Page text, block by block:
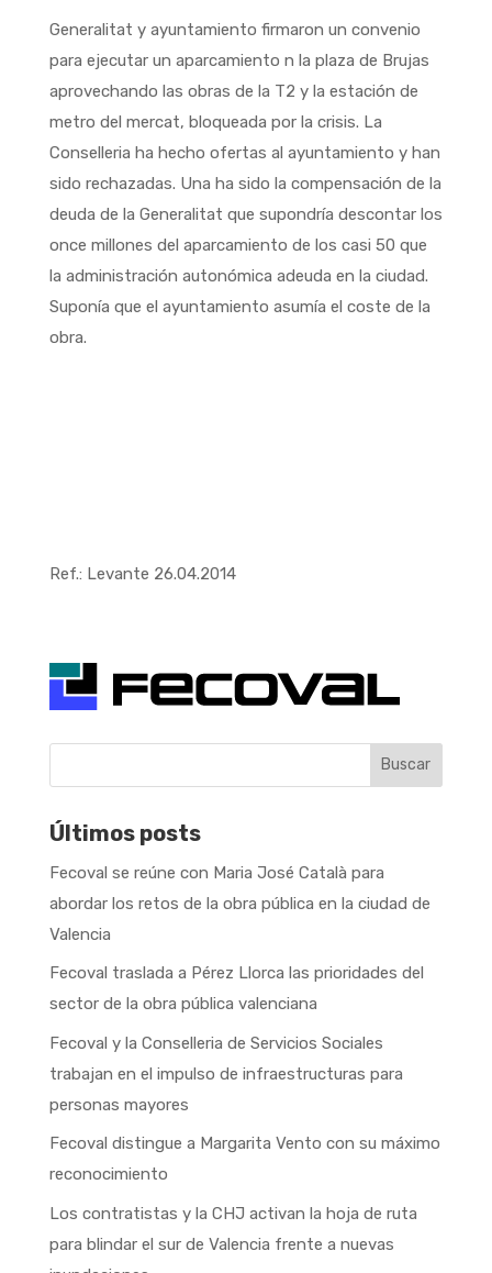
Generalitat y ayuntamiento firmaron un convenio
para ejecutar un aparcamiento n la plaza de Brujas
aprovechando las obras de la T2 y la estación de
metro del mercat, bloqueada por la crisis. La
Conselleria ha hecho ofertas al ayuntamiento y han
sido rechazadas. Una ha sido la compensación de la
deuda de la Generalitat que supondría descontar los
once millones del aparcamiento de los casi 50 que
la administración autonómica adeuda en la ciudad.
Suponía que el ayuntamiento asumía el coste de la
obra.
Ref.: Levante 26.04.2014
Buscar
Últimos posts
Fecoval se reúne con Maria José Català para
abordar los retos de la obra pública en la ciudad de
Valencia
Fecoval traslada a Pérez Llorca las prioridades del
sector de la obra pública valenciana
Fecoval y la Conselleria de Servicios Sociales
trabajan en el impulso de infraestructuras para
personas mayores
Fecoval distingue a Margarita Vento con su máximo
reconocimiento
Los contratistas y la CHJ activan la hoja de ruta
para blindar el sur de Valencia frente a nuevas